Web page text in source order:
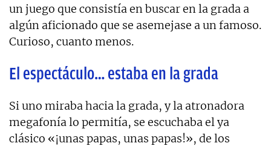
un juego que consistía en buscar en la grada a
algún aficionado que se asemejase a un famoso.
Curioso, cuanto menos.
El espectáculo… estaba en la grada
Si uno miraba hacia la grada, y la atronadora
megafonía lo permitía, se escuchaba el ya
clásico «¡unas papas, unas papas!», de los